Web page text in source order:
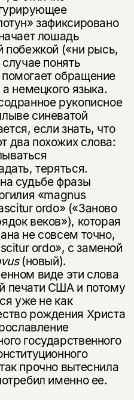
зафиксировано
лошадь
побежкой («ни рысь,
понять
обращение
немецкого языка.
рукописное
синеватой
если знать, что
два похожих слова:
теряться.
судьбе фразы
«magnus
ordo» («Заново
веков»), которая
не совсем точно,
ordo», с заменой
(новый).
виде эти слова
печати США и потому
уже не как
рождения Христа
государственного
прочно вытеснила
именно ее.